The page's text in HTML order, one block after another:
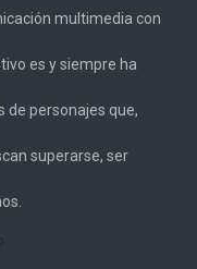
multimedia con
es y siempre ha
de personajes que,
superarse, ser